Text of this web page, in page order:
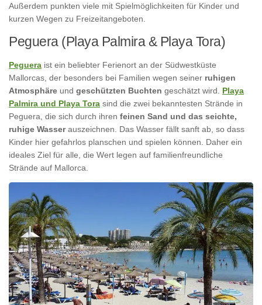
Außerdem punkten viele mit Spielmöglichkeiten für Kinder und
kurzen Wegen zu Freizeitangeboten.
Peguera (Playa Palmira & Playa Tora)
Peguera ist ein beliebter Ferienort an der Südwestküste
Mallorcas, der besonders bei Familien wegen seiner ruhigen
Atmosphäre und geschützten Buchten geschätzt wird. Playa
Palmira und Playa Tora sind die zwei bekanntesten Strände in
Peguera, die sich durch ihren feinen Sand und das seichte,
ruhige Wasserauszeichnen. Das Wasser fällt sanft ab, so dass
Kinder hier gefahrlos planschen und spielen können. Daher ein
ideales Ziel für alle, die Wert legen auf familienfreundliche
Strände auf Mallorca.